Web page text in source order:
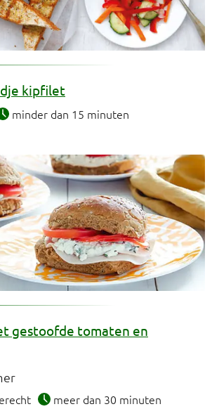
kipfilet
minder dan 15 minuten
gestoofde tomaten en
meer dan 30 minuten